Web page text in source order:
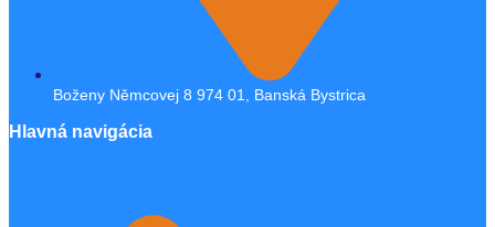
Boženy Němcovej 8 974 01, Banská Bystrica
Hlavná navigácia